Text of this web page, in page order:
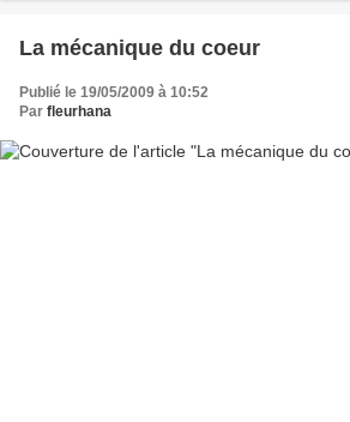
La mécanique du coeur
Publié le 19/05/2009 à 10:52
Par fleurhana